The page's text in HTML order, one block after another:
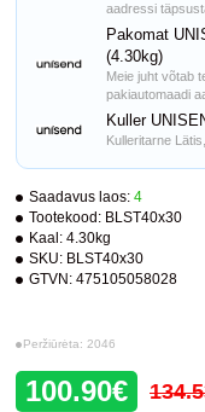
Saadavus laos: 4
Tootekood: BLST40x30
Kaal: 4.30kg
SKU: BLST40x30
GTVN: 475105058028
Peržiūrėta: 2046
100.90€
aadressi
Pakomat
(4.30kg)
Meie juht võtab
pakiautomaadi
Kuller
Kulleritarne